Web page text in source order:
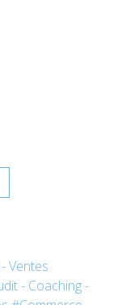
Ventes
- Coaching -